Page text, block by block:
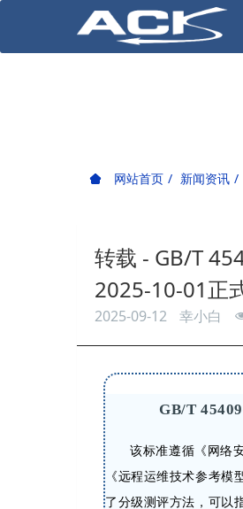
网站首页 新闻资讯
转载 - GB/T
2025-10-01正
2025-09-12 幸小白
GB/T
该标准遵循《网络
《远程运维技术参考
了分级测评方法，可以